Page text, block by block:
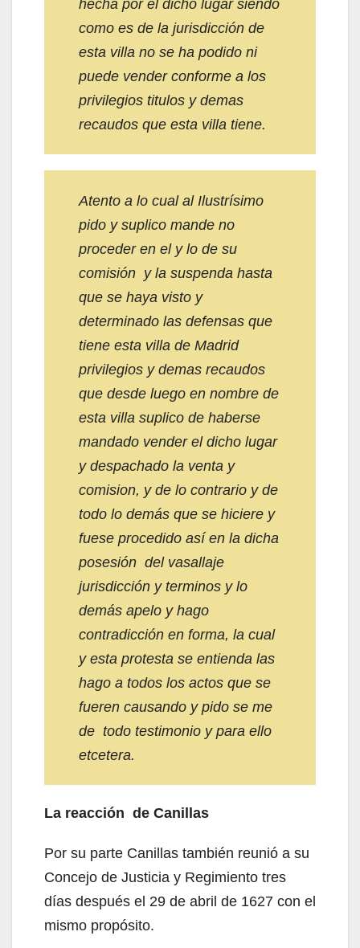
hecha por el dicho lugar siendo
como es de la jurisdicción de
esta villa no se ha podido ni
puede vender conforme a los
privilegios titulos y demas
recaudos que esta villa tiene.
Atento a lo cual al Ilustrísimo
pido y suplico mande no
proceder en el y lo de su
comisión y la suspenda hasta
que se haya visto y
determinado las defensas que
tiene esta villa de Madrid
privilegios y demas recaudos
que desde luego en nombre de
esta villa suplico de haberse
mandado vender el dicho lugar
y despachado la venta y
comision, y de lo contrario y de
todo lo demás que se hiciere y
fuese procedido así en la dicha
posesión del vasallaje
jurisdicción y terminos y lo
demás apelo y hago
contradicción en forma, la cual
y esta protesta se entienda las
hago a todos los actos que se
fueren causando y pido se me
de todo testimonio y para ello
etcetera.
La reacción de Canillas
Por su parte Canillas también reunió a su
Concejo de Justicia y Regimiento tres
días después el 29 de abril de 1627 con el
mismo propósito.